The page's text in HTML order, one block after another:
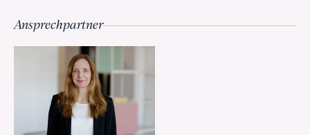
Ansprechpartner